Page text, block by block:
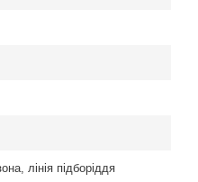
лінія підборіддя